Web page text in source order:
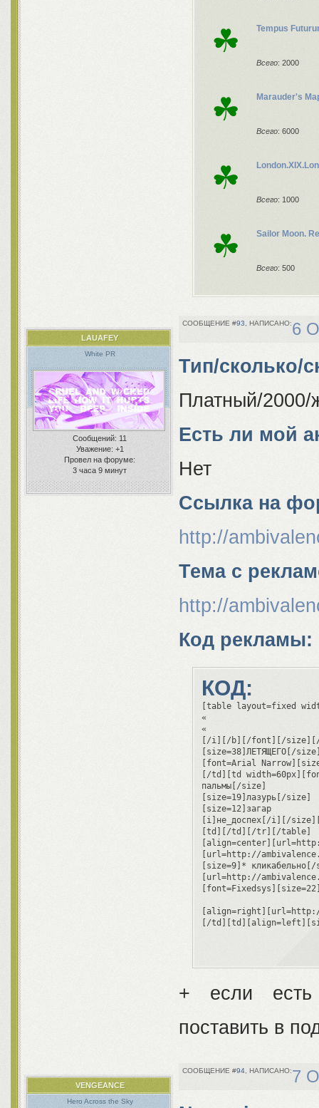
☘ Tempus
Всего: 2000
☘ Marauder's
Всего: 6000
☘
Всего: 1000
☘ Sailor Moon.
Всего: 500
93 6
LAUAFEY
White PR
Сообщений: 11
Уважение: +1
Провел на форуме:
3 часа 9 минут
Тип/сколько/
Платный/2000/
Есть ли мой
Нет
Ссылка на
http://
Тема с
http://
Код рекламы:
КОД:
[table layout=fixed
«
«
[/i][/b][/font][/size][/
[size=38]ЛЕТЯЩЕГО[/
[font=Arial
[/td][td
пальмы[/size]
[size=19]лазурь[/size]
[size=12]загар
[i]не_доспех[/i][/
[td][/td][/tr][/table]
[url=http://
[size=9]*
[url=http://
[/
+ если есть
поставить в
94 7
VENGEANCE
Hero Across the Sky